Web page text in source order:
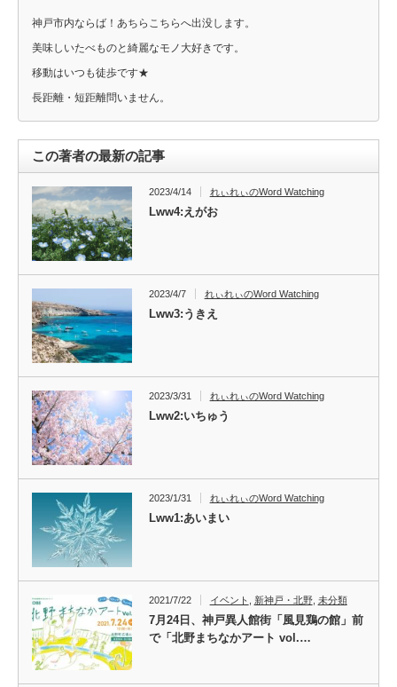
神戸市内ならば！あちらこちらへ出没します。
美味しいたべものと綺麗なモノ大好きです。
移動はいつも徒歩です★
長距離・短距離問いません。
この著者の最新の記事
2023/4/14 れぃれぃのWord Watching
Lww4:えがお
2023/4/7 れぃれぃのWord Watching
Lww3:うきえ
2023/3/31 れぃれぃのWord Watching
Lww2:いちゅう
2023/1/31 れぃれぃのWord Watching
Lww1:あいまい
2021/7/22 イベント , 新神戸・北野, 未分類
7月24日、神戸異人館街「風見鶏の館」前
で「北野まちなかアート vol.…